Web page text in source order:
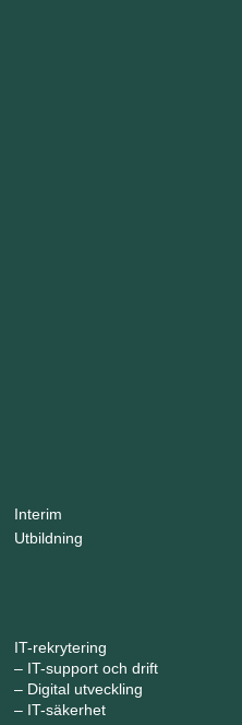
Interim
Utbildning
IT-rekrytering
– IT-support och drift
– Digital utveckling
– IT-säkerhet